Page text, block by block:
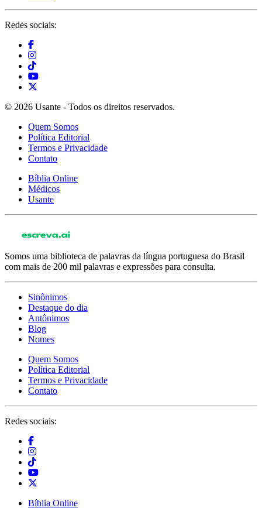
Redes sociais:
© 2026 Usante - Todos os direitos reservados.
Quem Somos
Política Editorial
Termos e Privacidade
Contato
Bíblia Online
Médicos
Usante
Somos uma biblioteca de palavras da língua portuguesa do Brasil
com mais de 200 mil palavras e expressões para consulta.
Sinônimos
Destaque do dia
Antônimos
Blog
Nomes
Quem Somos
Política Editorial
Termos e Privacidade
Contato
Redes sociais:
Bíblia Online